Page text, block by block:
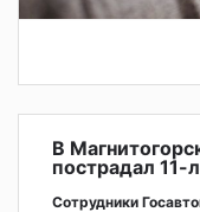
В
пострадал 11-
Сотрудники